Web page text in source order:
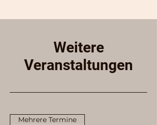
Weitere
Veranstaltungen
Mehrere Termine